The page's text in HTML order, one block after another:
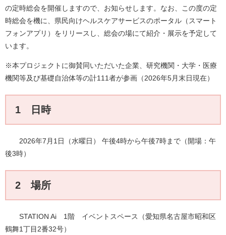
の定時総会を開催しますので、お知らせします。なお、この度の定
時総会を機に、県民向けヘルスケアサービスのポータル（スマート
フォンアプリ）をリリースし、総会の場にて紹介・展示を予定して
います。
※本プロジェクトに御賛同いただいた企業、研究機関・大学・医療
機関等及び基礎自治体等の計111者が参画（2026年5月末日現在）
1 日時
2026年7月1日（水曜日） 午後4時から午後7時まで（開場：午
後3時）
2 場所
STATION Ai 1階 イベントスペース（愛知県名古屋市昭和区
鶴舞1丁目2番32号）